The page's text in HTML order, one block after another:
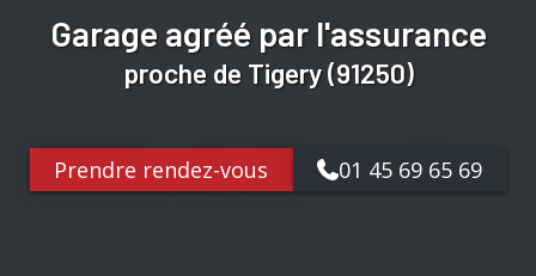
Garage agréé par l'assurance
proche de Tigery (91250)
Prendre rendez-vous 01 45 69 65 69